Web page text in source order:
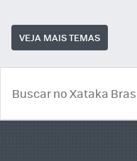
VEJA MAIS TEMAS